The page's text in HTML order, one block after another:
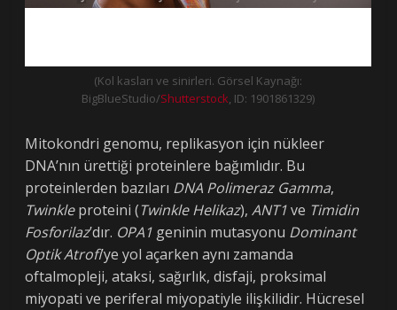
(Kol kasları ve sinirleri. Görsel Kaynağı:
BigBlueStudio/Shutterstock, ID: 1901861329)
Mitokondri genomu, replikasyon için nükleer
DNA’nın ürettiği proteinlere bağımlıdır. Bu
proteinlerden bazıları DNA Polimeraz Gamma,
Twinkleproteini (Twinkle Helikaz),ANT1ve Timidin
Fosforilaz’dır. OPA1 geninin mutasyonu Dominant
Optik Atrofi’ye yol açarken aynı zamanda
oftalmopleji, ataksi, sağırlık, disfaji, proksimal
miyopati ve periferal miyopatiyle ilişkilidir. Hücresel